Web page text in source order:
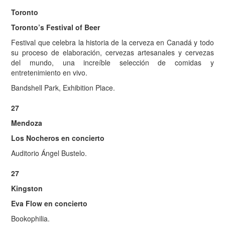
Toronto
Toronto’s Festival of Beer
Festival que celebra la historia de la cerveza en Canadá y todo
su proceso de elaboración, cervezas artesanales y cervezas
del mundo, una increíble selección de comidas y
entretenimiento en vivo.
Bandshell Park, Exhibition Place.
27
Mendoza
Los Nocheros en concierto
Auditorio Ángel Bustelo.
27
Kingston
Eva Flow en concierto
Bookophilia.